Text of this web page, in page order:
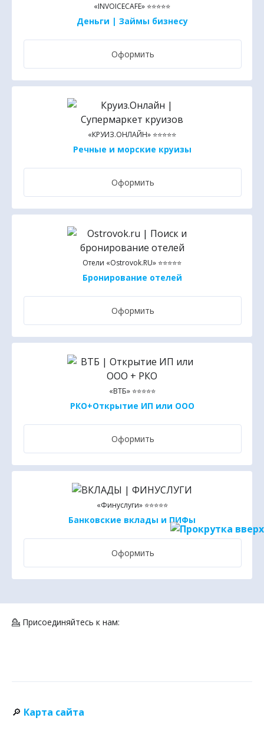
«INVOICECAFE» ⭐⭐⭐⭐⭐
Деньги | Займы бизнесу
Оформить
«КРУИЗ.ОНЛАЙН» ⭐⭐⭐⭐⭐
Речные и морские круизы
Оформить
Отели «Ostrovok.RU» ⭐⭐⭐⭐⭐
Бронирование отелей
Оформить
«ВТБ» ⭐⭐⭐⭐⭐
РКО+Открытие ИП или ООО
Оформить
«Финуслуги» ⭐⭐⭐⭐⭐
Банковские вклады и ПИФы
Оформить
💁 Присоединяйтесь к нам:
🔎 Карта сайта